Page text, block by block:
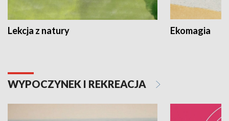
Lekcja z natury Ekomagia
WYPOCZYNEK I REKREACJA